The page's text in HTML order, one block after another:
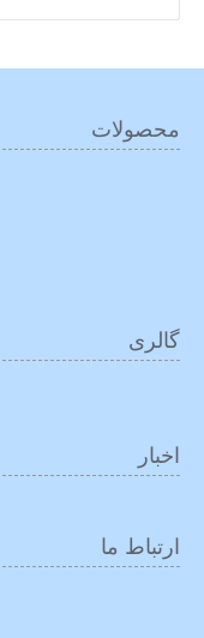
محصولات
گالری
اخبار
ارتباط ما